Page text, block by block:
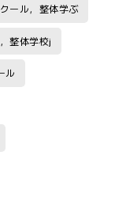
ール，整体学ぶ
整体学校j
ル